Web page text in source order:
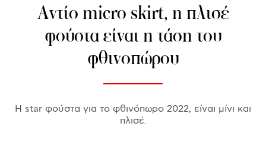
Αντίο micro skirt, η πλισέ
φούστα είναι η τάση του
φθινοπώρου
Η star φούστα για το φθινόπωρο 2022, είναι μίνι και
πλισέ.